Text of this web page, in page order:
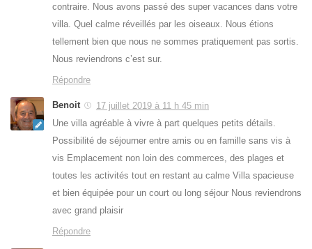
contraire. Nous avons passé des super vacances dans votre
villa. Quel calme réveillés par les oiseaux. Nous étions
tellement bien que nous ne sommes pratiquement pas sortis.
Nous reviendrons c’est sur.
Répondre
Benoit
17 juillet 2019 à 11 h 45 min
Une villa agréable à vivre à part quelques petits détails.
Possibilité de séjourner entre amis ou en famille sans vis à
vis Emplacement non loin des commerces, des plages et
toutes les activités tout en restant au calme Villa spacieuse
et bien équipée pour un court ou long séjour Nous reviendrons
avec grand plaisir
Répondre